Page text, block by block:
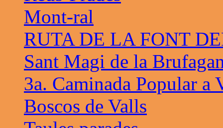
Mont-ral
RUTA DE LA FONT
Sant Magi de la
3a. Caminada Popular a
Boscos de Valls